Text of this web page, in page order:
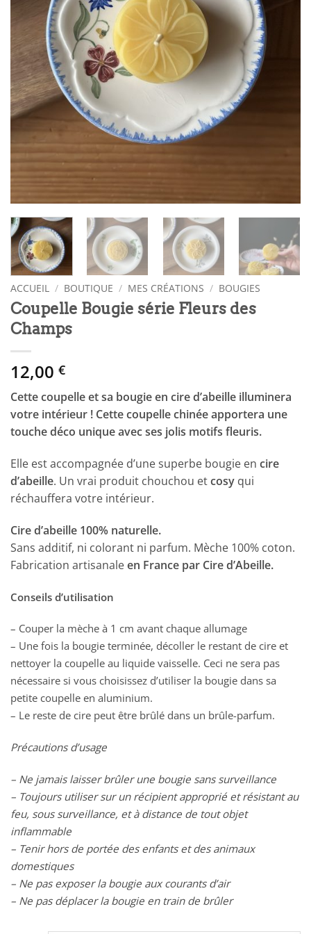
ACCUEIL / BOUTIQUE / MES CRÉATIONS / BOUGIES
Coupelle Bougie série Fleurs des
Champs
12,00 €
Cette coupelle et sa bougie en cire d’abeille illuminera
votre intérieur ! Cette coupelle chinée apportera une
touche déco unique avec ses jolis motifs fleuris.
Elle est accompagnée d’une superbe bougie en cire
d’abeille. Un vrai produit chouchou etcosy qui
réchauffera votre intérieur.
Cire d’abeille 100% naturelle.
Sans additif, ni colorant ni parfum. Mèche 100% coton.
Fabrication artisanaleen France par Cire d’Abeille.
Conseils d’utilisation
– Couper la mèche à 1 cm avant chaque allumage
– Une fois la bougie terminée, décoller le restant de cire et
nettoyer la coupelle au liquide vaisselle. Ceci ne sera pas
nécessaire si vous choisissez d’utiliser la bougie dans sa
petite coupelle en aluminium.
– Le reste de cire peut être brûlé dans un brûle-parfum.
Précautions d’usage
– Ne jamais laisser brûler une bougie sans surveillance
– Toujours utiliser sur un récipient approprié et résistant au
feu, sous surveillance, et à distance de tout objet
inflammable
– Tenir hors de portée des enfants et des animaux
domestiques
– Ne pas exposer la bougie aux courants d’air
– Ne pas déplacer la bougie en train de brûler